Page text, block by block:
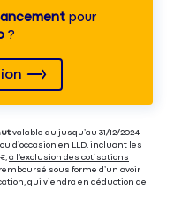
pour
?
valable du jusqu’au 31/12/2024
d’occasion en LLD, incluant les
à l’exclusion des cotisations
sous forme d’un avoir
qui viendra en déduction de